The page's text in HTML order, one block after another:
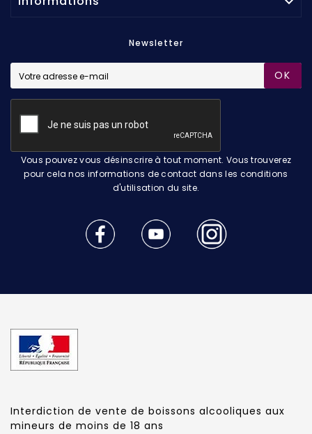
Newsletter
OK
Vous pouvez vous désinscrire à tout moment. Vous trouverez
pour cela nos informations de contact dans les conditions
d'utilisation du site.
Interdiction de vente de boissons alcooliques aux
mineurs de moins de 18 ans